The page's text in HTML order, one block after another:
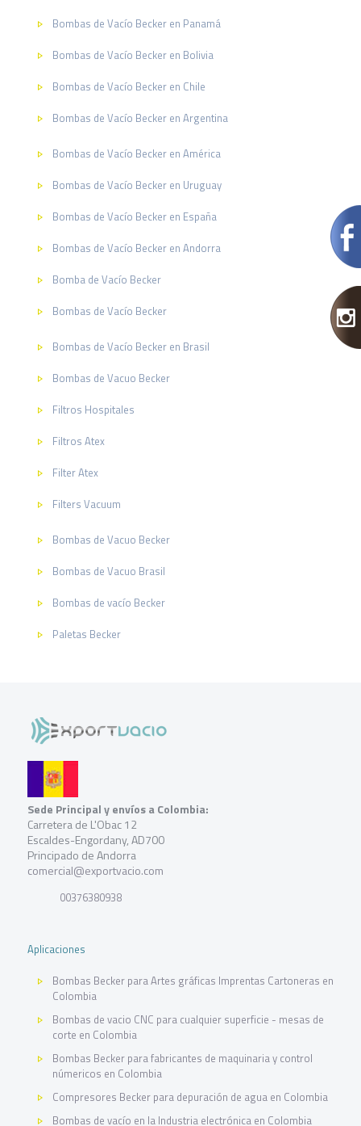
Bombas de Vacío Becker en Panamá
Bombas de Vacío Becker en Bolivia
Bombas de Vacío Becker en Chile
Bombas de Vacío Becker en Argentina
Bombas de Vacío Becker en América
Bombas de Vacío Becker en Uruguay
Bombas de Vacío Becker en España
Bombas de Vacío Becker en Andorra
Bomba de Vacío Becker
Bombas de Vacío Becker
Bombas de Vacío Becker en Brasil
Bombas de Vacuo Becker
Filtros Hospitales
Filtros Atex
Filter Atex
Filters Vacuum
Bombas de Vacuo Becker
Bombas de Vacuo Brasil
Bombas de vacío Becker
Paletas Becker
Sede Principal y envíos a Colombia:
Carretera de L'Obac 12
Escaldes-Engordany, AD700
Principado de Andorra
comercial@exportvacio.com
00376380938
Aplicaciones
Bombas Becker para Artes gráficas Imprentas Cartoneras en
Colombia
Bombas de vacio CNC para cualquier superficie - mesas de
corte en Colombia
Bombas Becker para fabricantes de maquinaria y control
númericos en Colombia
Compresores Becker para depuración de agua en Colombia
Bombas de vacío en la Industria electrónica en Colombia